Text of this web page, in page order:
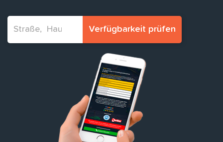
Verfügbarkeit prüfen